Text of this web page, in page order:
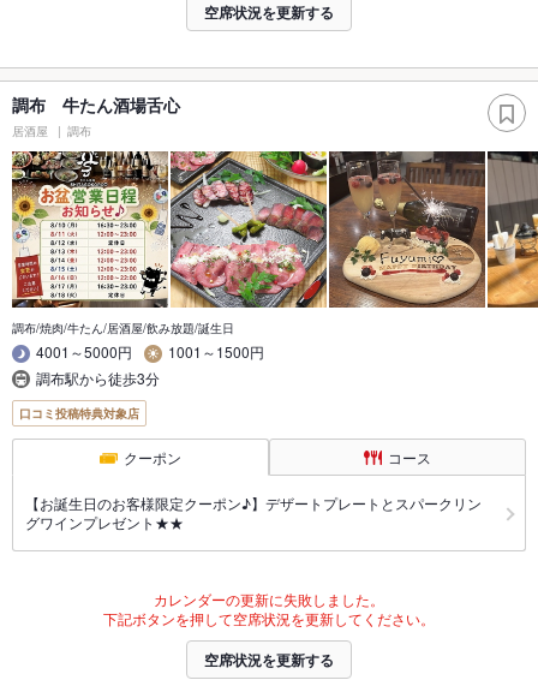
空席状況を更新する
調布 牛たん酒場舌心
居酒屋 調布
調布/焼肉/牛たん/居酒屋/飲み放題/誕生日
4001～5000円
1001～1500円
調布駅から徒歩3分
口コミ投稿特典対象店
クーポン コース
【お誕生日のお客様限定クーポン♪】デザートプレートとスパークリン
グワインプレゼント★★
カレンダーの更新に失敗しました。
下記ボタンを押して空席状況を更新してください。
空席状況を更新する